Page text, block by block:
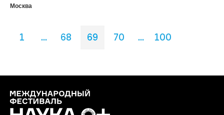
Москва
1 ... 68 69 70 ... 100